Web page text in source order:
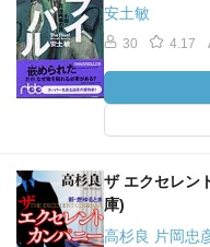
安土敏
30 4.17
ザ エクセレン
庫)
高杉良 片岡忠